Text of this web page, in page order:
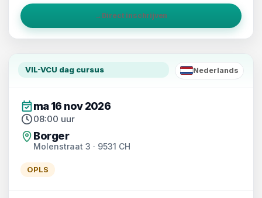
→ Direct inschrijven
VIL-VCU dag cursus
NL
Nederlands
ma 16 nov 2026
08:00 uur
Borger
Molenstraat 3 · 9531 CH
OPLS